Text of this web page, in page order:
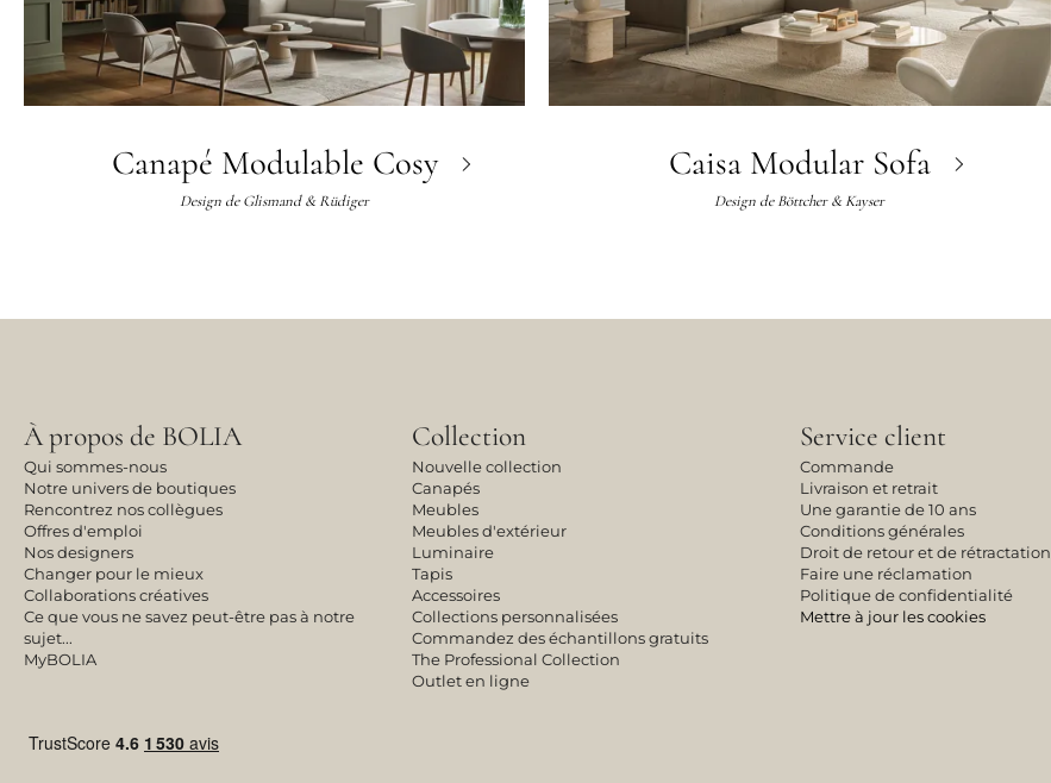
Canapé Modulable Cosy
Design deGlismand & Rüdiger
Caisa Modular Sofa
Design deBöttcher & Kayser
À propos de BOLIA
Qui sommes-nous
Notre univers de boutiques
Rencontrez nos collègues
Offres d'emploi
Nos designers
Changer pour le mieux
Collaborations créatives
Ce que vous ne savez peut-être pas à notre
sujet...
MyBOLIA
Collection
Nouvelle collection
Canapés
Meubles
Meubles d'extérieur
Luminaire
Tapis
Accessoires
Collections personnalisées
Commandez des échantillons gratuits
The Professional Collection
Outlet en ligne
Service client
Commande
Livraison et retrait
Une garantie de 10 ans
Conditions générales
Droit de retour et de rétractation
Faire une réclamation
Politique de confidentialité
Mettre à jour les cookies